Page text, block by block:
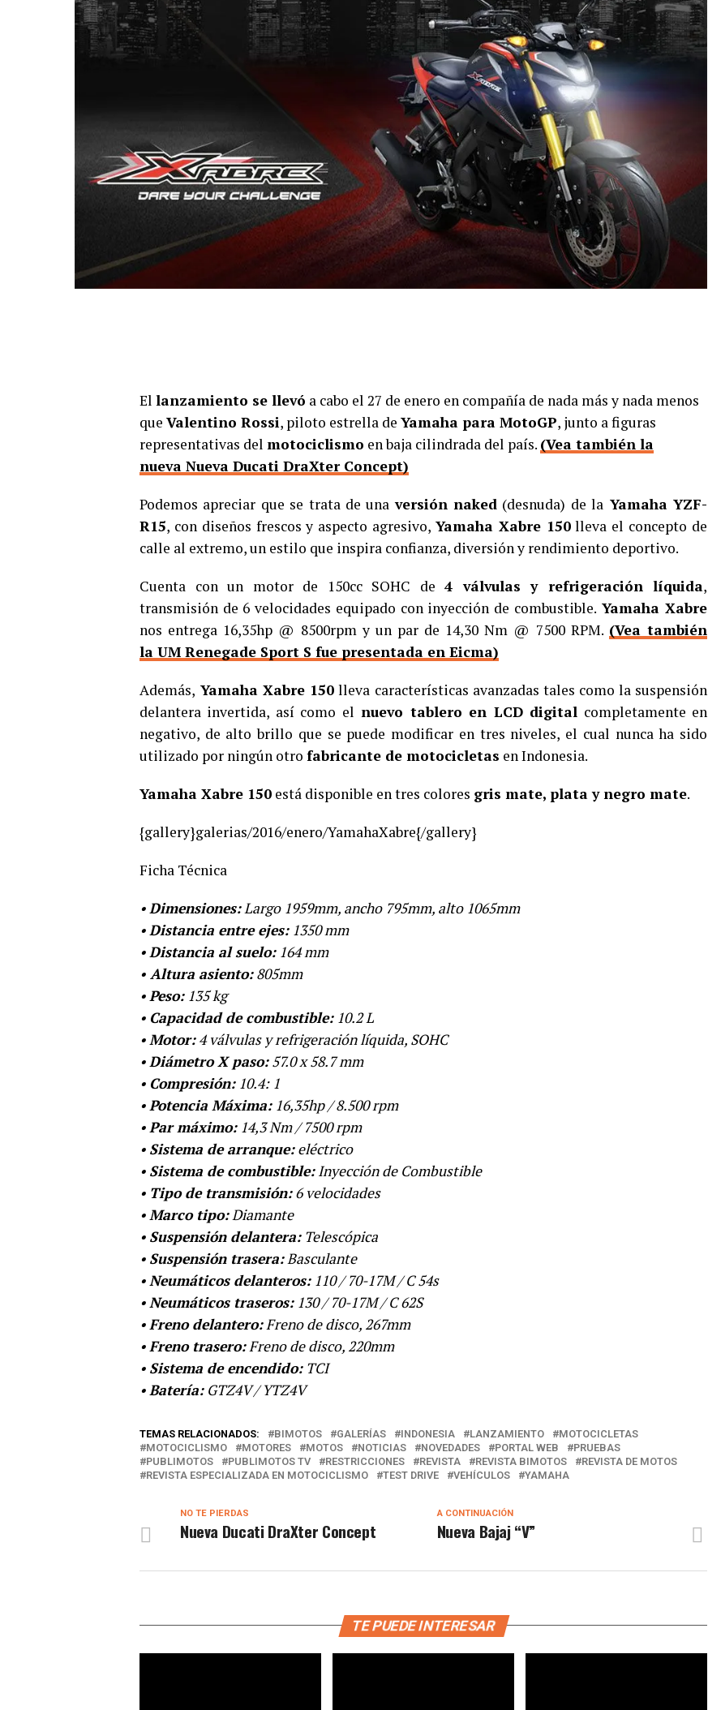
El lanzamiento se llevó a cabo el 27 de enero en compañía de nada más y nada menos
que Valentino Rossi, piloto estrella de Yamaha para MotoGP, junto a figuras
representativas del motociclismo en baja cilindrada del país. (Vea también la
nueva Nueva Ducati DraXter Concept)
Podemos apreciar que se trata de unaversión naked (desnuda) de la Yamaha YZF-
R15, con diseños frescos y aspecto agresivo, Yamaha Xabre 150lleva el concepto de
calle al extremo, un estilo que inspira confianza, diversión y rendimiento deportivo.
Cuenta con un motor de 150cc SOHC de 4 válvulas y refrigeración líquida,
transmisión de 6 velocidades equipado con inyección de combustible. Yamaha Xabre
nos entrega 16,35hp @ 8500rpm y un par de 14,30 Nm @ 7500 RPM. (Vea también
la UM Renegade Sport S fue presentada en Eicma)
Además, Yamaha Xabre 150 lleva características avanzadas tales como la suspensión
delantera invertida, así como el nuevo tablero en LCD digital completamente en
negativo, de alto brillo que se puede modificar en tres niveles, el cual nunca ha sido
utilizado por ningún otro fabricante de motocicletas en Indonesia.
Yamaha Xabre 150 está disponible en tres colores gris mate, plata y negro mate.
{gallery}galerias/2016/enero/YamahaXabre{/gallery}
Ficha Técnica
•Dimensiones:Largo 1959mm, ancho 795mm, alto 1065mm
•Distancia entre ejes:1350 mm
•Distancia al suelo:164 mm
• Altura asiento:805mm
•Peso:135 kg
• Capacidad de combustible:10.2 L
•Motor:4 válvulas y refrigeración líquida, SOHC
•Diámetro X paso:57.0 x 58.7 mm
• Compresión:10.4: 1
•Potencia Máxima:16,35hp / 8.500 rpm
•Par máximo:14,3 Nm / 7500 rpm
• Sistema de arranque:eléctrico
• Sistema de combustible:Inyección de Combustible
• Tipo de transmisión:6 velocidades
•Marco tipo:Diamante
• Suspensión delantera:Telescópica
• Suspensión trasera:Basculante
•Neumáticos delanteros:110 / 70-17M / C 54s
•Neumáticos traseros:130 / 70-17M / C 62S
•Freno delantero:Freno de disco, 267mm
•Freno trasero:Freno de disco, 220mm
• Sistema de encendido:TCI
•Batería:GTZ4V / YTZ4V
TEMAS RELACIONADOS: BIMOTOS GALERÍAS INDONESIA LANZAMIENTO
MOTOCICLETAS
MOTOCICLISMO
MOTORES MOTOS NOTICIAS NOVEDADES PORTAL WEB
PRUEBAS
PUBLIMOTOS
PUBLIMOTOS TV RESTRICCIONES REVISTA REVISTA BIMOTOS
REVISTA DE MOTOS
REVISTA ESPECIALIZADA EN MOTOCICLISMO
TEST DRIVE VEHÍCULOS YAMAHA
A CONTINUACIÓN
Nueva Bajaj “V”
NO TE PIERDAS
Nueva Ducati DraXter Concept
TE PUEDE INTERESAR